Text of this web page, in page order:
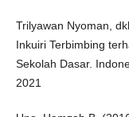
Trilyawan Nyoman,
Inkuiri Terbimbing
Sekolah Dasar.
2021